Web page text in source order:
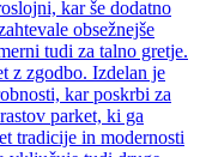
kar še dodatno
obsežnejše
tudi za talno gretje.
z zgodbo. Izdelan je
kar poskrbi za
parket, ki ga
tradicije in modernosti